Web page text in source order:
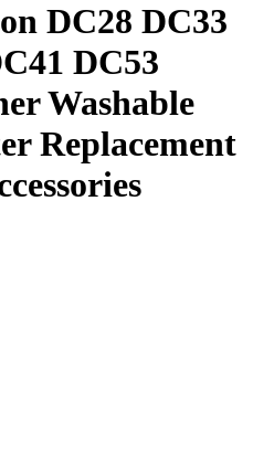
DC28 DC33
DC53
Washable
Replacement